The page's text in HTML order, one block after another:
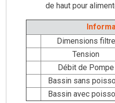
de haut pour
Dimensions filtre
Tension
Débit de Pompe
Bassin sans
Bassin avec